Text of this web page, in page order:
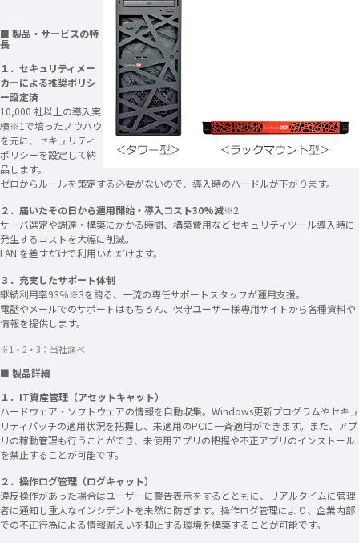
■ 製品・サービスの特
長
１．セキュリティメー
カーによる推奨ポリシ
ー設定済
10,000 社以上の導入実
績※1で培ったノウハウ
を元に、セキュリティ
ポリシーを設定して納
品します。
ゼロからルールを策定する必要がないので、導入時のハードルが下がります。
２．届いたその日から運用開始・導入コスト30%減※2
サーバ選定や調達・構築にかかる時間、構築費用などセキュリティツール導入時に
発生するコストを大幅に削減。
LAN を差すだけで利用いただけます。
３．充実したサポート体制
継続利用率93％※3を誇る、一流の専任サポートスタッフが運用支援。
電話やメールでのサポートはもちろん、保守ユーザー様専用サイトから各種資料や
情報を提供します。
※1・2・3：当社調べ
■ 製品詳細
１．IT資産管理（アセットキャット）
ハードウェア・ソフトウェアの情報を自動収集。Windows更新プログラムやセキュ
リティパッチの適用状況を把握し、未適用のPCに一斉適用ができます。また、アプ
リの稼動管理も行うことができ、未使用アプリの把握や不正アプリのインストール
を禁止することが可能です。
２．操作ログ管理（ログキャット）
違反操作があった場合はユーザーに警告表示をするとともに、リアルタイムに管理
者に通知し重大なインシデントを未然に防ぎます。操作ログ管理により、企業内部
での不正行為による情報漏えいを抑止する環境を構築することが可能です。